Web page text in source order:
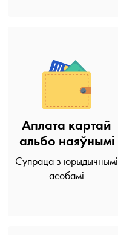
Аплата картай
альбо наяўнымі
Супраца з юрыдычнымі
асобамі